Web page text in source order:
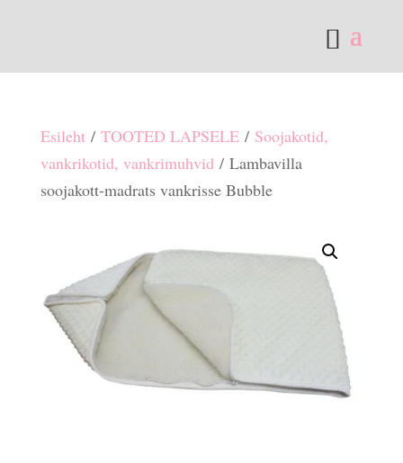
Esileht/ TOOTED LAPSELE/ Soojakotid,
vankrikotid, vankrimuhvid/ Lambavilla
soojakott-madrats vankrisse Bubble